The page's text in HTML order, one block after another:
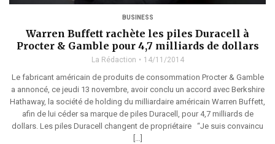
BUSINESS
Warren Buffett rachète les piles Duracell à
Procter & Gamble pour 4,7 milliards de dollars
La Rédaction 14/11/2014
Le fabricant américain de produits de consommation Procter & Gamble
a annoncé, ce jeudi 13 novembre, avoir conclu un accord avec Berkshire
Hathaway, la société de holding du milliardaire américain Warren Buffett,
afin de lui céder sa marque de piles Duracell, pour 4,7 milliards de
dollars. Les piles Duracell changent de propriétaire “Je suis convaincu
[…]